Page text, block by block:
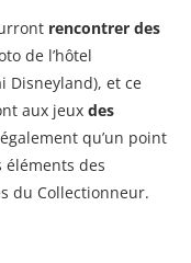
rencontrer des
de l’hôtel
Disneyland), et ce
aux jeux des
qu’un point
éléments des
du Collectionneur.